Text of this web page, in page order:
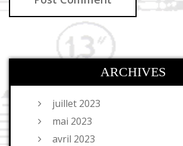
ARCHIVES
juillet 2023
mai 2023
avril 2023